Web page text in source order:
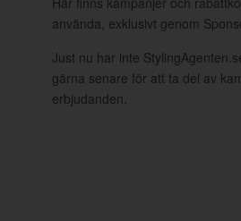
använda, exklusivt genom
Just nu har inte
gärna senare för att ta del av
erbjudanden.